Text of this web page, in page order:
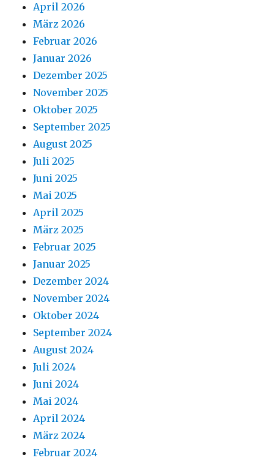
April 2026
März 2026
Februar 2026
Januar 2026
Dezember 2025
November 2025
Oktober 2025
September 2025
August 2025
Juli 2025
Juni 2025
Mai 2025
April 2025
März 2025
Februar 2025
Januar 2025
Dezember 2024
November 2024
Oktober 2024
September 2024
August 2024
Juli 2024
Juni 2024
Mai 2024
April 2024
März 2024
Februar 2024